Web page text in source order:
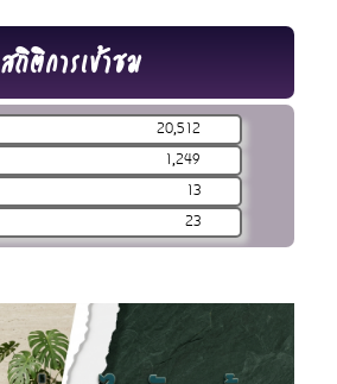
สถิติการเข้าชม
20,512
1,249
13
23